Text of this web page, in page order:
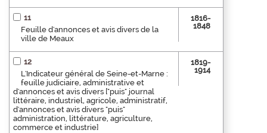
11
Feuille d'annonces et avis divers de la
ville de Meaux
1816-
1848
12
L'Indicateur général de Seine-et-Marne :
feuille judiciaire, administrative et
d'annonces et avis divers ["puis" journal
littéraire, industriel, agricole, administratif,
d'annonces et avis divers "puis"
administration, littérature, agriculture,
commerce et industrie]
1819-
1914